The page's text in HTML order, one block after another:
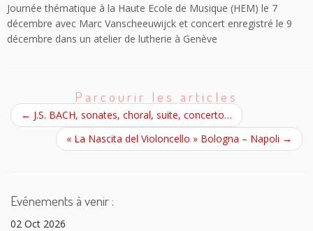
Journée thématique à la Haute Ecole de Musique (HEM) le 7
décembre avec Marc Vanscheeuwijck et concert enregistré le 9
décembre dans un atelier de lutherie à Genève
Parcourir les articles
← J.S. BACH, sonates, choral, suite, concerto…
« La Nascita del Violoncello » Bologna – Napoli →
Evénements à venir :
02 Oct 2026